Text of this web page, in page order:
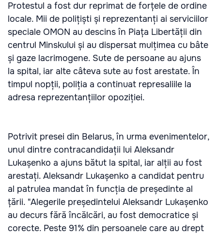
Protestul a fost dur reprimat de forțele de ordine
locale. Mii de polițiști și reprezentanți ai serviciilor
speciale OMON au descins în Piața Libertății din
centrul Minskului și au dispersat mulțimea cu bâte
și gaze lacrimogene. Sute de persoane au ajuns
la spital, iar alte câteva sute au fost arestate. În
timpul nopții, poliția a continuat represaliile la
adresa reprezentanțiilor opoziției.
Potrivit presei din Belarus, în urma evenimentelor,
unul dintre contracandidații lui Aleksandr
Lukașenko a ajuns bătut la spital, iar alții au fost
arestați. Aleksandr Lukașenko a candidat pentru
al patrulea mandat în funcția de președinte al
țării. "Alegerile președintelui Aleksandr Lukașenko
au decurs fără încălcări, au fost democratice și
corecte. Peste 91% din persoanele care au drept